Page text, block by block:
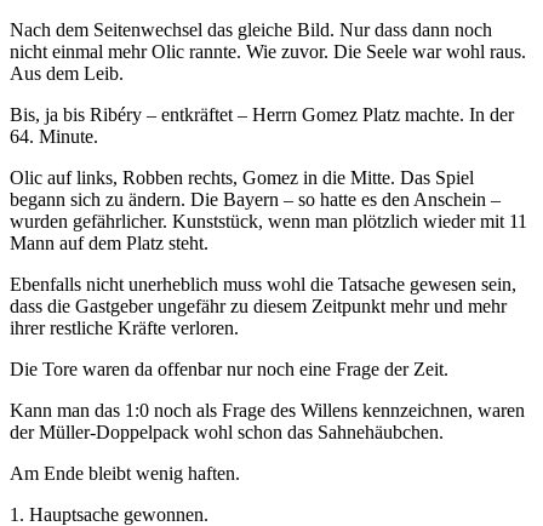
Nach dem Seitenwechsel das gleiche Bild. Nur dass dann noch
nicht einmal mehr Olic rannte. Wie zuvor. Die Seele war wohl raus.
Aus dem Leib.
Bis, ja bis Ribéry – entkräftet – Herrn Gomez Platz machte. In der
64. Minute.
Olic auf links, Robben rechts, Gomez in die Mitte. Das Spiel
begann sich zu ändern. Die Bayern – so hatte es den Anschein –
wurden gefährlicher. Kunststück, wenn man plötzlich wieder mit 11
Mann auf dem Platz steht.
Ebenfalls nicht unerheblich muss wohl die Tatsache gewesen sein,
dass die Gastgeber ungefähr zu diesem Zeitpunkt mehr und mehr
ihrer restliche Kräfte verloren.
Die Tore waren da offenbar nur noch eine Frage der Zeit.
Kann man das 1:0 noch als Frage des Willens kennzeichnen, waren
der Müller-Doppelpack wohl schon das Sahnehäubchen.
Am Ende bleibt wenig haften.
1. Hauptsache gewonnen.